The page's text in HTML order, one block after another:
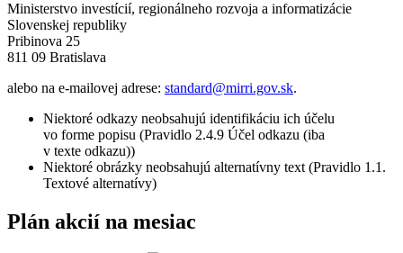
Ministerstvo investícií, regionálneho rozvoja a informatizácie
Slovenskej republiky
Pribinova 25
811 09 Bratislava
alebo na e-mailovej adrese: standard@mirri.gov.sk.
Niektoré odkazy neobsahujú identifikáciu ich účelu
vo forme popisu (Pravidlo 2.4.9 Účel odkazu (iba
v texte odkazu))
Niektoré obrázky neobsahujú alternatívny text (Pravidlo 1.1.
Textové alternatívy)
Plán akcií na mesiac